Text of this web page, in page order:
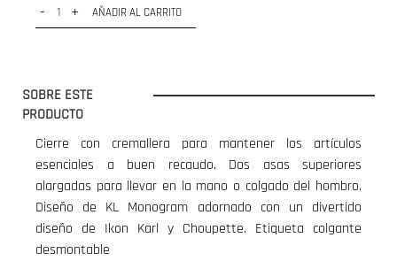
- + AÑADIR AL CARRITO
SOBRE ESTE
PRODUCTO
Cierre con cremallera para mantener los artículos
esenciales a buen recaudo. Dos asas superiores
alargadas para llevar en la mano o colgado del hombro.
Diseño de KL Monogram adornado con un divertido
diseño de Ikon Karl y Choupette. Etiqueta colgante
desmontable